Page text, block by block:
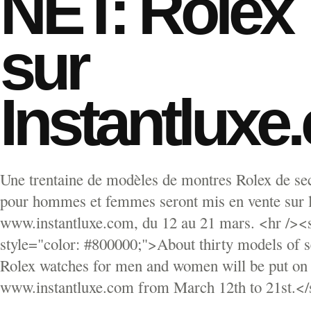
sur
Une trentaine de modèles de montres Rolex de
pour hommes et femmes seront mis en vente sur
www.instantluxe.com, du 12 au 21 mars. <hr /
style="color: #800000;">About thirty models of
Rolex watches for men and women will be put on
www.instantluxe.com from March 12th to 21st.</